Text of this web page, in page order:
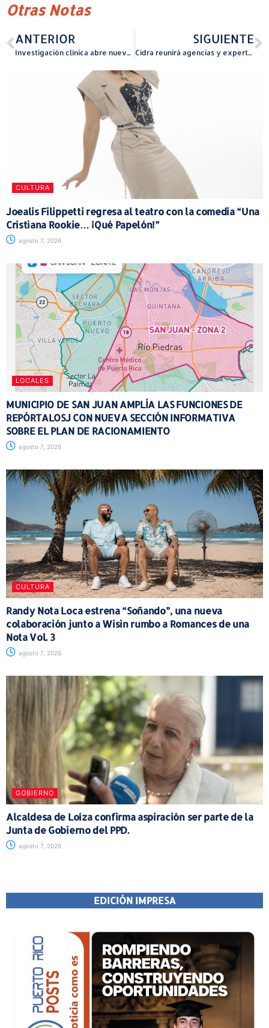
Otras Notas
ANTERIOR
Investigación clínica abre nuevas opciones para pacientes en Puerto Rico
SIGUIENTE
Cidra reunirá agencias y expertos para orientar a la población sobre preparación ante huracanes
CULTURA
Joealis Filippetti regresa al teatro con la comedia “Una
Cristiana Rookie… ¡Qué Papelón!”
agosto 7, 2026
LOCALES
MUNICIPIO DE SAN JUAN AMPLÍA LAS FUNCIONES DE
REPÓRTALOSJ CON NUEVA SECCIÓN INFORMATIVA
SOBRE EL PLAN DE RACIONAMIENTO
agosto 7, 2026
CULTURA
Randy Nota Loca estrena “Soñando”, una nueva
colaboración junto a Wisin rumbo a Romances de una
Nota Vol. 3
agosto 7, 2026
GOBIERNO
Alcaldesa de Loíza confirma aspiración ser parte de la
Junta de Gobierno del PPD.
agosto 7, 2026
EDICIÓN IMPRESA